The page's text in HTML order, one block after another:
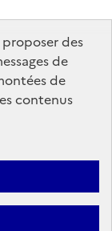
des
de
de
contenus
Nos